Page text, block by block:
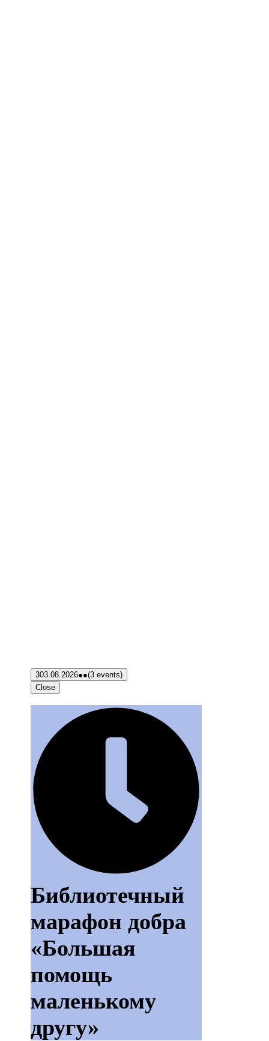
303.08.2026●●(3 events)
Close
Библиотечный
марафон добра
«Большая
помощь
маленькому
другу»